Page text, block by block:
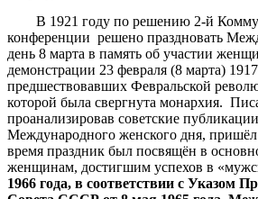
В 1921 году по решению 2-й
конференции решено праздновать
день 8 марта в память об участии
демонстрации 23 февраля (8 марта)
предшествовавших Февральской
которой была свергнута монархия.
проанализировав советские
Международного женского дня, пришёл
время праздник был посвящён в
женщинам, достигшим успехов в
1966 года, в соответствии с Указом